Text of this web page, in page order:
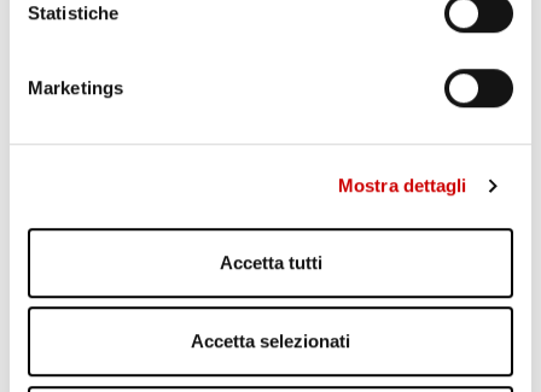
Statistiche
Marketings
Mostra dettagli
Accetta tutti
Accetta selezionati
POZZUOLI: CITTADINI CONTRO GESTIONE EMERGENZA
Leggi l'articolo